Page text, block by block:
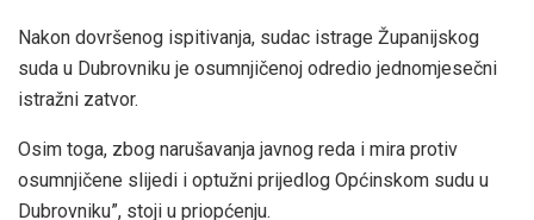
Nakon dovršenog ispitivanja, sudac istrage Županijskog
suda u Dubrovniku je osumnjičenoj odredio jednomjesečni
istražni zatvor.
Osim toga, zbog narušavanja javnog reda i mira protiv
osumnjičene slijedi i optužni prijedlog Općinskom sudu u
Dubrovniku”, stoji u priopćenju.